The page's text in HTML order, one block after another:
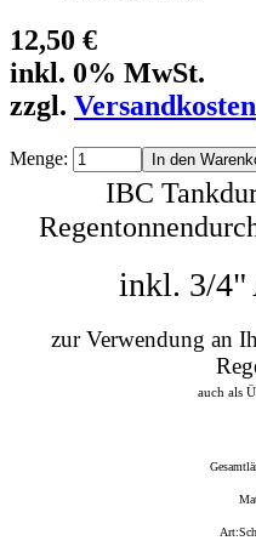
12,50 €
inkl. 0% MwSt.
zzgl. Versandkosten
Menge:
IBC
inkl. 3/4"
zur Verwendung an
auch als